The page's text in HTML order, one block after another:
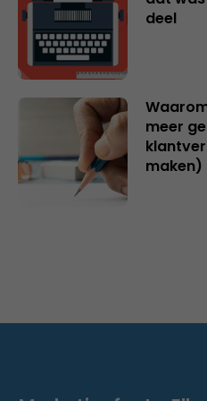
deel
meer
maken)